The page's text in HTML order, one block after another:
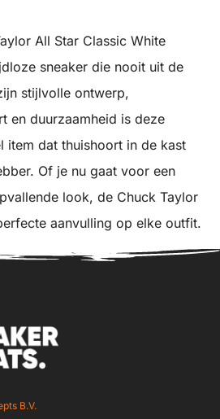
All Star Classic White
sneaker die nooit uit de
stijlvolle ontwerp,
en duurzaamheid is deze
item dat thuishoort in de kast
Of je nu gaat voor een
look, de Chuck Taylor
aanvulling op elke outfit.
B.V.